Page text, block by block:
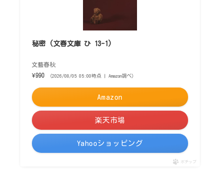
秘密 (文春文庫 ひ 13-1)
文藝春秋
¥990
（2026/08/05 05:00時点 | Amazon調べ）
Amazon
楽天市場
Yahooショッピング
ポチップ